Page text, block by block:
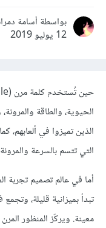
بواسطة أسامة
12 يوليو 2019
الحيوية، والطاقة
الذين تميزوا في ألعابهم،
التي تتسم بالسرعة
أما في عالم تصميم تجربة
تبدأ بميزانية قليلة،
معينة. ويركّز المنظور